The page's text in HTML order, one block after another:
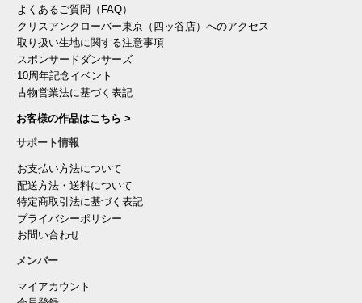
よくあるご質問（FAQ）
クリスアンクローバー東京（四ッ谷店）へのアクセス
取り扱い生地に関する注意事項
スポンサードダンサーズ
10周年記念イベント
古物営業法に基づく表記
お客様の作品はこちら >
サポート情報
お支払い方法について
配送方法・送料について
特定商取引法に基づく表記
プライバシーポリシー
お問い合わせ
メンバー
マイアカウント